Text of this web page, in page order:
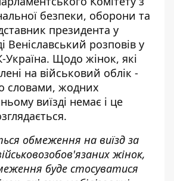
безпеки, оборони та
президента у
Веніславський розповів у
Україна. Щодо жінок, які
на військовий облік -
словами, жодних
виїзді немає і це
обмеження на виїзд за
жінок,
буде стосуватися